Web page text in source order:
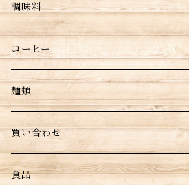
調味料
コーヒー
麺類
買い合わせ
食品